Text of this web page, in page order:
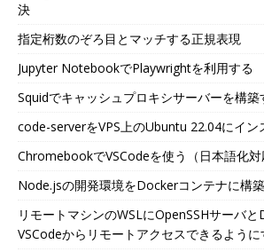
決
指定桁数のぞろ目とマッチする正規表現
Jupyter NotebookでPlaywrightを利用する
Squidでキャッシュプロキシサーバーを構築
code-serverをVPS上のUbuntu 22.04にイン
ChromebookでVSCodeを使う（日本語化対
Node.jsの開発環境をDockerコンテナに構
リモートマシンのWSLにOpenSSHサーバ
VSCodeからリモートアクセスできるように